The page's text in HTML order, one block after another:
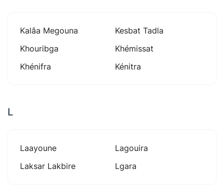
Kalâa Megouna
Kesbat Tadla
Khouribga
Khémissat
Khénifra
Kénitra
L
Laayoune
Lagouira
Laksar Lakbire
Lgara